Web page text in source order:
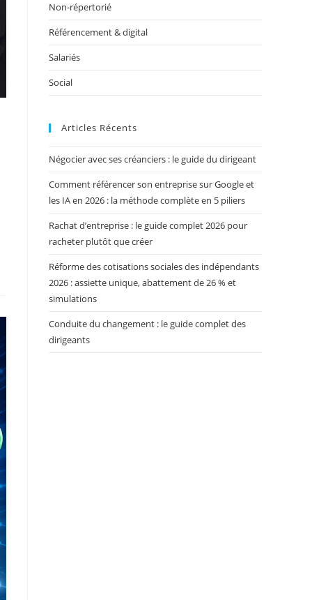
Non-répertorié
Référencement & digital
Salariés
Social
Articles Récents
Négocier avec ses créanciers : le guide du dirigeant
Comment référencer son entreprise sur Google et
les IA en 2026 : la méthode complète en 5 piliers
Rachat d’entreprise : le guide complet 2026 pour
racheter plutôt que créer
Réforme des cotisations sociales des indépendants
2026 : assiette unique, abattement de 26 % et
simulations
Conduite du changement : le guide complet des
dirigeants